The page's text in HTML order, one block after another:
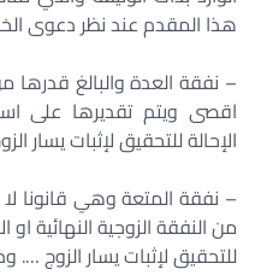
هذا المقدم عند نظر دعوى
– نفقة العدة والبالغ
اقصى ويتم تقديرها على
الإحالة للتحقيق لإثبات يسار
– نفقة المتعة وهي قانونا
من النفقة الزوجية النهائية او
للتحقيق لإثبات يسار الزوج